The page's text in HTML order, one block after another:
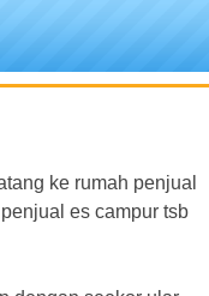
ke rumah penjual
es campur tsb